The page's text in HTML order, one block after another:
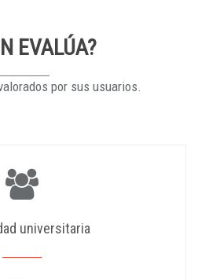
EVALÚA?
por sus usuarios.
universitaria